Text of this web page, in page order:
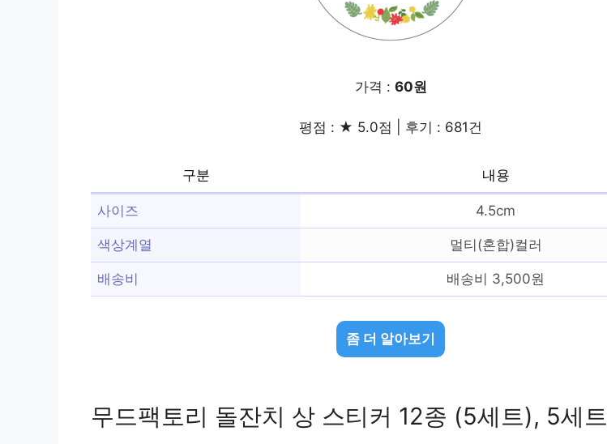
가격 : 60원
평점 : ★ 5.0점 | 후기 : 681건
구분 내용
사이즈 4.5cm
색상계열 멀티(혼합)컬러
배송비 배송비 3,500원
좀 더 알아보기
무드팩토리 돌잔치 상 스티커 12종 (5세트), 5세트